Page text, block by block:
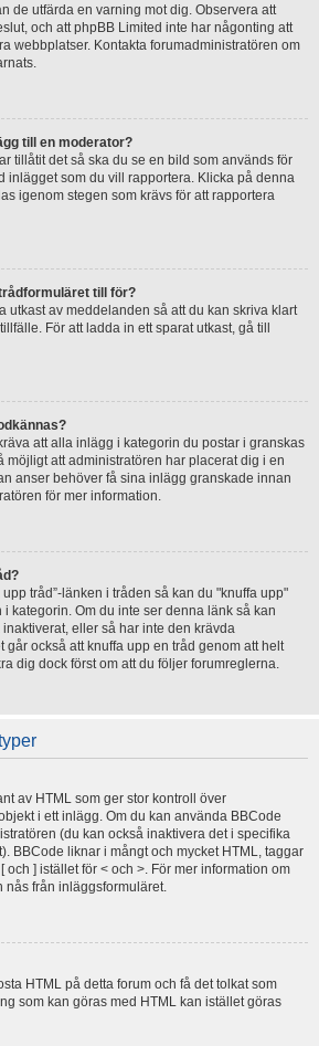
de utfärda en varning mot dig. Observera att
och att phpBB Limited inte har någonting att
webbplatser. Kontakta forumadministratören om
till en moderator?
tillåtit det så ska du se en bild som används för
inlägget som du vill rapportera. Klicka på denna
igenom stegen som krävs för att rapportera
till för?
utkast av meddelanden så att du kan skriva klart
För att ladda in ett sparat utkast, gå till
att alla inlägg i kategorin du postar i granskas
möjligt att administratören har placerat dig i en
anser behöver få sina inlägg granskade innan
för mer information.
tråd”-länken i tråden så kan du "knuffa upp"
kategorin. Om du inte ser denna länk så kan
eller så har inte den krävda
går också att knuffa upp en tråd genom att helt
dig dock först om att du följer forumreglerna.
av HTML som ger stor kontroll över
i ett inlägg. Om du kan använda BBCode
(du kan också inaktivera det i specifika
BBCode liknar i mångt och mycket HTML, taggar
] istället för < och >. För mer information om
nås från inläggsformuläret.
HTML på detta forum och få det tolkat som
som kan göras med HTML kan istället göras